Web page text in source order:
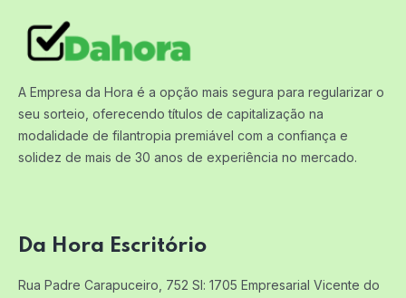
A Empresa da Hora é a opção mais segura para regularizar o
seu sorteio, oferecendo títulos de capitalização na
modalidade de filantropia premiável com a confiança e
solidez de mais de 30 anos de experiência no mercado.
Da Hora Escritório
Rua Padre Carapuceiro, 752 Sl: 1705 Empresarial Vicente do